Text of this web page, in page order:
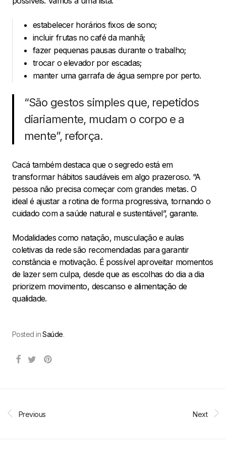
estabelecer horários fixos de sono;
incluir frutas no café da manhã;
fazer pequenas pausas durante o trabalho;
trocar o elevador por escadas;
manter uma garrafa de água sempre por perto.
“São gestos simples que, repetidos
diariamente, mudam o corpo e a
mente”, reforça.
Cacá também destaca que o segredo está em
transformar hábitos saudáveis em algo prazeroso. “A
pessoa não precisa começar com grandes metas. O
ideal é ajustar a rotina de forma progressiva, tornando o
cuidado com a saúde natural e sustentável”, garante.
Modalidades como natação, musculação e aulas
coletivas da rede são recomendadas para garantir
constância e motivação. É possível aproveitar momentos
de lazer sem culpa, desde que as escolhas do dia a dia
priorizem movimento, descanso e alimentação de
qualidade.
Posted inSaúde.
Previous Next